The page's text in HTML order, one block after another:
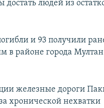
людей из
и 93 получили
в районе города
железные дороги
хронической нехватки